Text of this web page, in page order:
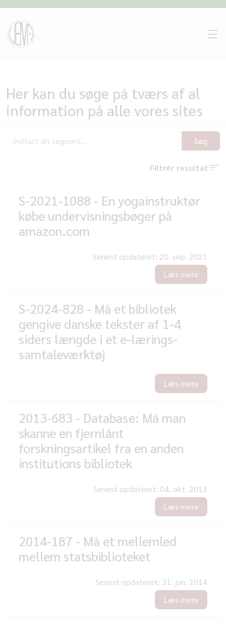
Her kan du søge på tværs af al
information på alle vores sites
Søg
Filtrér resultat
S-2021-1088 - En yogainstruktør
købe undervisningsbøger på
amazon.com
Senest opdateret: 20. sep. 2021
Læs mere
S-2024-828 - Må et bibliotek
gengive danske tekster af 1-4
siders længde i et e-lærings-
samtaleværktøj
Læs mere
2013-683 - Database: Må man
skanne en fjernlånt
forskningsartikel fra en anden
institutions bibliotek
Senest opdateret: 04. okt. 2013
Læs mere
2014-187 - Må et mellemled
mellem statsbiblioteket
Senest opdateret: 31. jan. 2014
Læs mere